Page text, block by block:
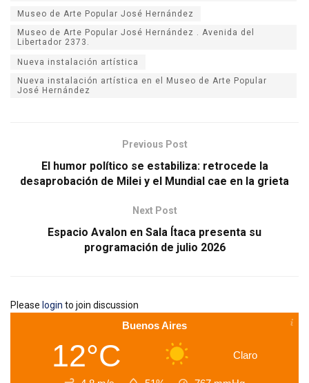
Museo de Arte Popular José Hernández
Museo de Arte Popular José Hernández . Avenida del
Libertador 2373.
Nueva instalación artística
Nueva instalación artística en el Museo de Arte Popular
José Hernández
Previous Post
El humor político se estabiliza: retrocede la
desaprobación de Milei y el Mundial cae en la grieta
Next Post
Espacio Avalon en Sala Ítaca presenta su
programación de julio 2026
Please login to join discussion
Buenos Aires
12°C Claro